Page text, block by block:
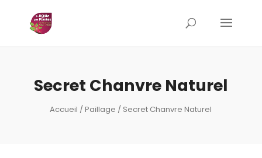
Secret Chanvre Naturel
Accueil /Paillage / Secret Chanvre Naturel